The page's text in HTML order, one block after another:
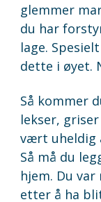
glemmer
du har
lage.
dette i øyet.
Så kommer
lekser,
vært uheldig
Så må du
hjem. Du
etter å ha